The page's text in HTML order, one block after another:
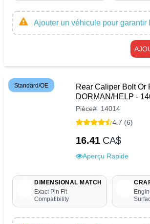
Ajouter un véhicule pour garantir
Standard/OE
Rear Caliper Bolt Or
DORMAN/HELP -
Pièce# 14014
4.7 (6)
16.41 CA$
Aperçu Rapide
DIMENSIONAL MATCH
Exact Pin Fit
Compatibility